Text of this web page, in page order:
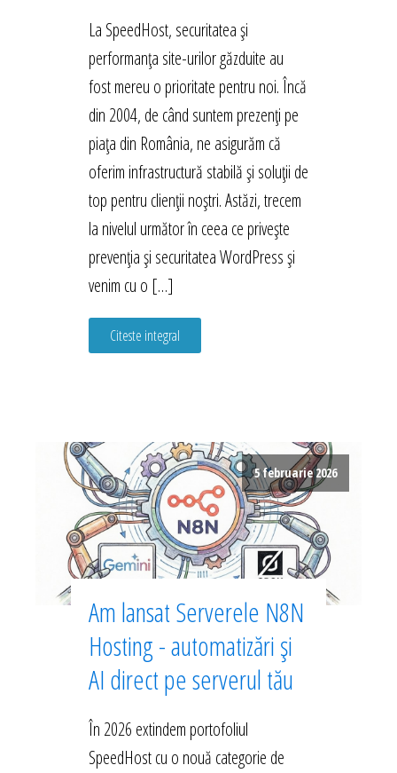
La SpeedHost, securitatea și
performanța site-urilor găzduite au
fost mereu o prioritate pentru noi. Încă
din 2004, de când suntem prezenți pe
piața din România, ne asigurăm că
oferim infrastructură stabilă și soluții de
top pentru clienții noștri. Astăzi, trecem
la nivelul următor în ceea ce privește
prevenția și securitatea WordPress și
venim cu o […]
Citeste integral
5 februarie 2026
Am lansat Serverele N8N
Hosting - automatizări și
AI direct pe serverul tău
În 2026 extindem portofoliul
SpeedHost cu o nouă categorie de